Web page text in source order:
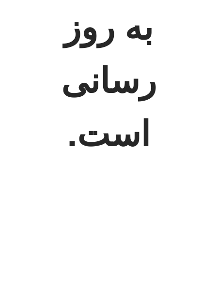
به روز
رسانی
است.